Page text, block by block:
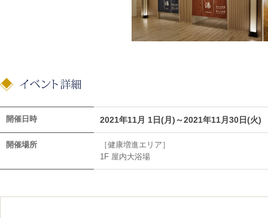
開催日時 2021年11月 1日(月)～2021年11月30日(火)
開催場所
［健康増進エリア］
1F 屋内大浴場